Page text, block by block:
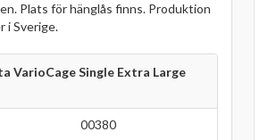
Plats för hänglås finns. Produktion
i Sverige.
VarioCage Single Extra Large
00380